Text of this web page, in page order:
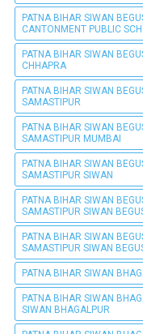
PATNA BIHAR SIWAN
CANTONMENT PUBLIC
PATNA BIHAR SIWAN
CHHAPRA
PATNA BIHAR SIWAN
SAMASTIPUR
PATNA BIHAR SIWAN
SAMASTIPUR MUMBAI
PATNA BIHAR SIWAN
SAMASTIPUR SIWAN
PATNA BIHAR SIWAN
SAMASTIPUR SIWAN
PATNA BIHAR SIWAN
SAMASTIPUR SIWAN
PATNA BIHAR SIWAN
PATNA BIHAR SIWAN
SIWAN BHAGALPUR